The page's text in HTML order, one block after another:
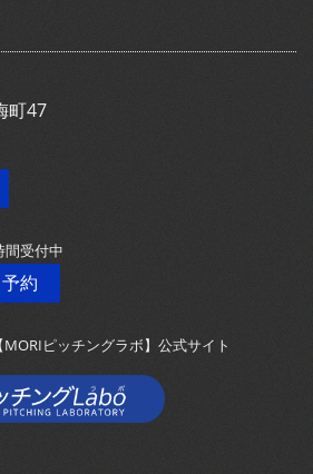
町47
受付中
約
ピッチングラボ】公式サイト